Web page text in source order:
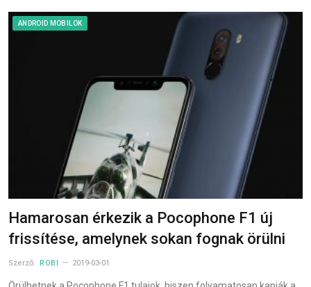
ANDROID MOBILOK
Hamarosan érkezik a Pocophone F1 új
frissítése, amelynek sokan fognak örülni
Szerző: ROBI 2019-03-01